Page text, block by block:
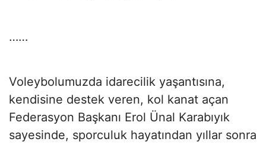
……
Voleybolumuzda idarecilik yaşantısına,
kendisine destek veren, kol kanat açan
Federasyon Başkanı Erol Ünal Karabıyık
sayesinde, sporculuk hayatından yıllar sonra